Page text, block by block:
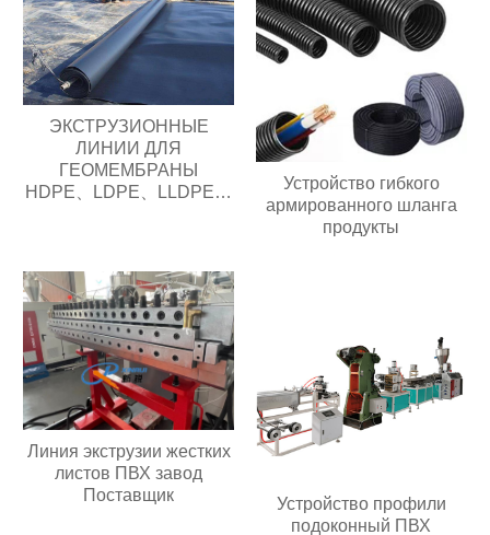
ЭКСТРУЗИОННЫЕ
ЛИНИИ ДЛЯ
ГЕОМЕМБРАНЫ
HDPE、LDPE、LLDPE、
Устройство гибкого
армированного шланга
продукты
Линия экструзии жестких
листов ПВХ завод
Поставщик
Устройство профили
подоконный ПВХ